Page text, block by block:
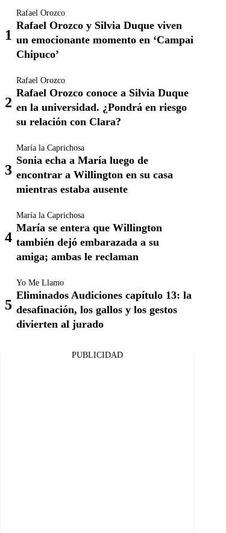
Rafael Orozco
Rafael Orozco y Silvia Duque viven
un emocionante momento en ‘Campai
Chipuco’
Rafael Orozco
Rafael Orozco conoce a Silvia Duque
en la universidad. ¿Pondrá en riesgo
su relación con Clara?
María la Caprichosa
Sonia echa a María luego de
encontrar a Willington en su casa
mientras estaba ausente
María la Caprichosa
María se entera que Willington
también dejó embarazada a su
amiga; ambas le reclaman
Yo Me Llamo
Eliminados Audiciones capítulo 13: la
desafinación, los gallos y los gestos
divierten al jurado
PUBLICIDAD